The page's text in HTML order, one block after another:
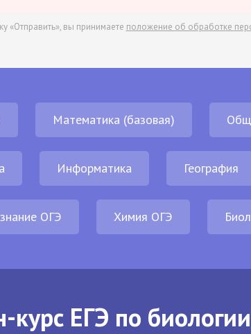
«Отправить», вы принимаете положение об обработке
Математика (базовая)
Информатика География
ОГЭ Химия ОГЭ
курс ЕГЭ по